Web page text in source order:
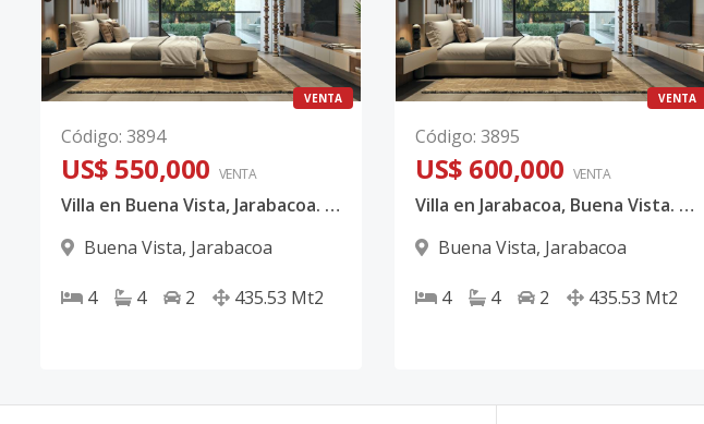
VENTA
Código: 3894
US$ 550,000 VENTA
Villa en Buena Vista, Jarabacoa. Diseño Contemporáneo. Entrega diciembre 2026
Buena Vista, Jarabacoa
4 4 2 435.53 Mt2
VENTA
Código: 3895
US$ 600,000 VENTA
Villa en Jarabacoa, Buena Vista. Diseño Contemporáneo y Entorno Natural . Entrega abril 2027.
Buena Vista, Jarabacoa
4 4 2 435.53 Mt2